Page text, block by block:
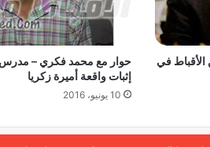
في
حوار مع محمد فكري – مدرس
إثبات واقعة أميرة زكريا
10 يونيو، 2016